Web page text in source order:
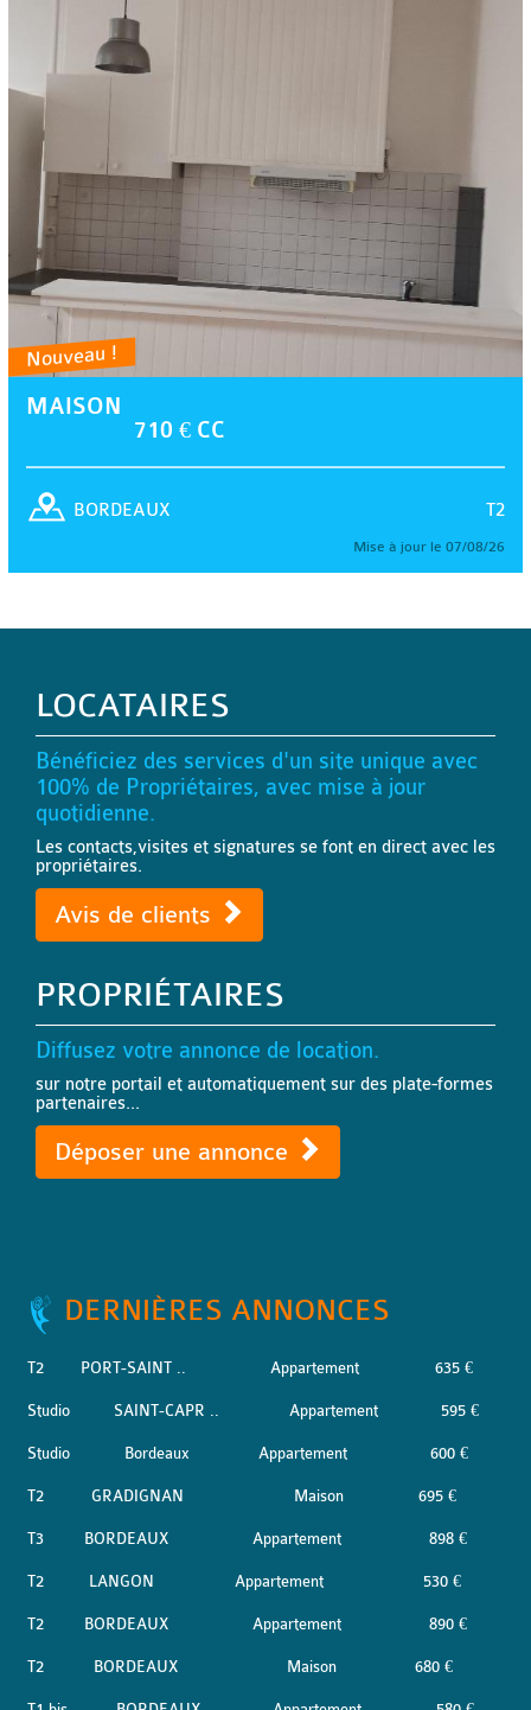
Nouveau !
MAISON
710 € CC
T2
BORDEAUX
Mise à jour le 07/08/26
LOCATAIRES
Bénéficiez des services d'un site unique avec
100% de Propriétaires, avec mise à jour
quotidienne.
Les contacts,visites et signatures se font en direct avec les
propriétaires.
Avis de clients
PROPRIÉTAIRES
Diffusez votre annonce de location.
sur notre portail et automatiquement sur des plate-formes
partenaires...
Déposer une annonce
DERNIÈRES ANNONCES
T2 PORT-SAINT .. Appartement 635 €
Studio SAINT-CAPR .. Appartement 595 €
Studio Bordeaux Appartement 600 €
T2 GRADIGNAN Maison 695 €
T3 BORDEAUX Appartement 898 €
T2 LANGON Appartement 530 €
T2 BORDEAUX Appartement 890 €
T2 BORDEAUX Maison 680 €